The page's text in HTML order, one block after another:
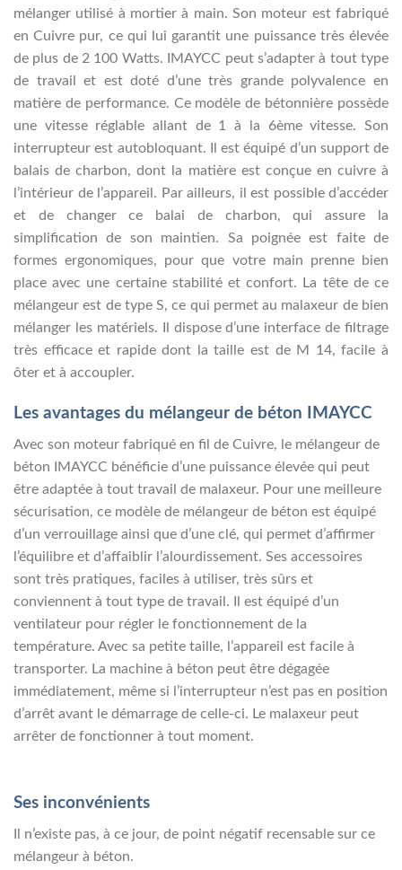
mélanger utilisé à mortier à main. Son moteur est fabriqué
en Cuivre pur, ce qui lui garantit une puissance très élevée
de plus de 2 100 Watts. IMAYCC peut s’adapter à tout type
de travail et est doté d’une très grande polyvalence en
matière de performance. Ce modèle de bétonnière possède
une vitesse réglable allant de 1 à la 6ème vitesse. Son
interrupteur est autobloquant. Il est équipé d’un support de
balais de charbon, dont la matière est conçue en cuivre à
l’intérieur de l’appareil. Par ailleurs, il est possible d’accéder
et de changer ce balai de charbon, qui assure la
simplification de son maintien. Sa poignée est faite de
formes ergonomiques, pour que votre main prenne bien
place avec une certaine stabilité et confort. La tête de ce
mélangeur est de type S, ce qui permet au malaxeur de bien
mélanger les matériels. Il dispose d’une interface de filtrage
très efficace et rapide dont la taille est de M 14, facile à
ôter et à accoupler.
Les avantages du mélangeur de béton IMAYCC
Avec son moteur fabriqué en fil de Cuivre, le mélangeur de
béton IMAYCC bénéficie d’une puissance élevée qui peut
être adaptée à tout travail de malaxeur. Pour une meilleure
sécurisation, ce modèle de mélangeur de béton est équipé
d’un verrouillage ainsi que d’une clé, qui permet d’affirmer
l’équilibre et d’affaiblir l’alourdissement. Ses accessoires
sont très pratiques, faciles à utiliser, très sûrs et
conviennent à tout type de travail. Il est équipé d’un
ventilateur pour régler le fonctionnement de la
température. Avec sa petite taille, l’appareil est facile à
transporter. La machine à béton peut être dégagée
immédiatement, même si l’interrupteur n’est pas en position
d’arrêt avant le démarrage de celle-ci. Le malaxeur peut
arrêter de fonctionner à tout moment.
Ses inconvénients
Il n’existe pas, à ce jour, de point négatif recensable sur ce
mélangeur à béton.